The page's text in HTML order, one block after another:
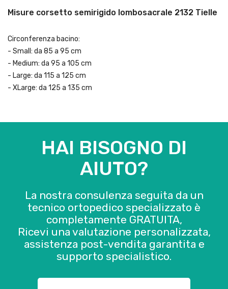
Misure corsetto semirigido lombosacrale 2132 Tielle
Circonferenza bacino:
- Small: da 85 a 95 cm
- Medium: da 95 a 105 cm
- Large: da 115 a 125 cm
- XLarge: da 125 a 135 cm
HAI BISOGNO DI
AIUTO?
La nostra consulenza seguita da un
tecnico ortopedico specializzato è
completamente GRATUITA,
Ricevi una valutazione personalizzata,
assistenza post-vendita garantita e
supporto specialistico.